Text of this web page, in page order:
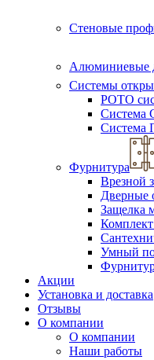
Стеновые
Алюминиевые
Системы
РОТО
Система
Система
Фурнитура
Врезной
Дверные
Защелка
Комплект
Умный
Акции
Установка и доставка
Отзывы
О компании
О компании
Наши работы